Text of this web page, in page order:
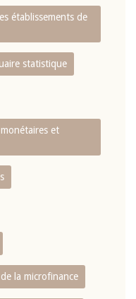
établissements de
statistique
et
la microfinance